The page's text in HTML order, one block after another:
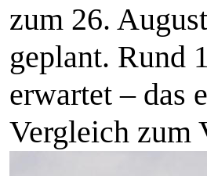
zum 26.
geplant. Rund
erwartet – das
Vergleich zum